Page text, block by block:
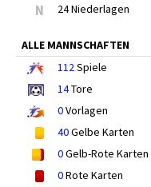
N 24 Niederlagen
ALLE MANNSCHAFTEN
112Spiele
14Tore
0Vorlagen
40Gelbe Karten
0Gelb-Rote Karten
0Rote Karten